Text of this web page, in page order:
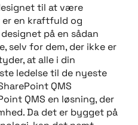
til at være
en kraftfuld og
på en sådan
selv for dem, der ikke er
at alle i din
ledelse til de nyeste
QMS
QMS en løsning, der
Da det er bygget på